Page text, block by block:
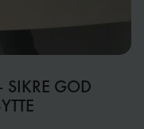
SIKRE GOD